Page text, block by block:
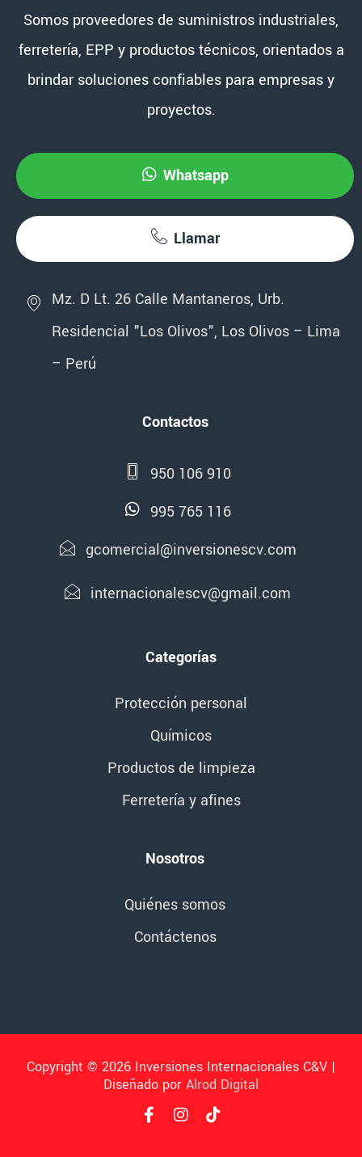
Somos proveedores de suministros industriales,
ferretería, EPP y productos técnicos, orientados a
brindar soluciones confiables para empresas y
proyectos.
Whatsapp
Llamar
Mz. D Lt. 26 Calle Mantaneros, Urb.
Residencial "Los Olivos", Los Olivos – Lima
– Perú
Contactos
950 106 910
995 765 116
gcomercial@inversionescv.com
internacionalescv@gmail.com
Categorías
Protección personal
Químicos
Productos de limpieza
Ferretería y afines
Nosotros
Quiénes somos
Contáctenos
Copyright © 2026 Inversiones Internacionales C&V |
Diseñado por Alrod Digital